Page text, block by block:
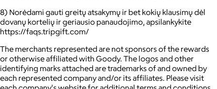
8) Norėdami gauti greitų atsakymų ir bet kokių klausimų dėl
dovanų kortelių ir geriausio panaudojimo, apsilankykite
https://faqs.tripgift.com/
The merchants represented are not sponsors of the rewards
or otherwise affiliated with Goody. The logos and other
identifying marks attached are trademarks of and owned by
each represented company and/or its affiliates. Please visit